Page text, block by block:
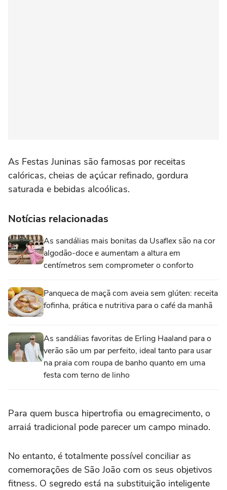
As Festas Juninas são famosas por receitas
calóricas, cheias de açúcar refinado, gordura
saturada e bebidas alcoólicas.
Notícias relacionadas
As sandálias mais bonitas da Usaflex são na cor
algodão-doce e aumentam a altura em
centímetros sem comprometer o conforto
Panqueca de maçã com aveia sem glúten: receita
fofinha, prática e nutritiva para o café da manhã
As sandálias favoritas de Erling Haaland para o
verão são um par perfeito, ideal tanto para usar
na praia com roupa de banho quanto em uma
festa com terno de linho
Para quem busca hipertrofia ou emagrecimento, o
arraiá tradicional pode parecer um campo minado.
No entanto, é totalmente possível conciliar as
comemorações de São João com os seus objetivos
fitness. O segredo está na substituição inteligente